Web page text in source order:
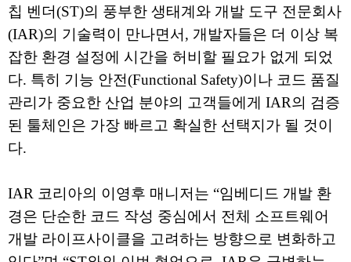
칩 벤더(ST)의 풍부한 생태계와 개발 도구 전문회사
(IAR)의 기술력이 만나면서, 개발자들은 더 이상 복
잡한 환경 설정에 시간을 허비할 필요가 없게 되었
다. 특히 기능 안전(Functional Safety)이나 코드 품질
관리가 중요한 산업 분야의 고객들에게 IAR의 검증
된 툴체인은 가장 빠르고 확실한 선택지가 될 것이
다.
IAR 코리아의 이영후 매니저는 “임베디드 개발 환
경은 단순한 코드 작성 중심에서 전체 소프트웨어
개발 라이프사이클을 고려하는 방향으로 변화하고